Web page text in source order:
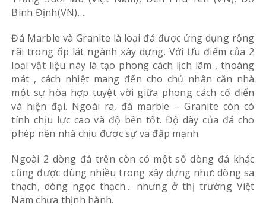
Bình Định(VN)….
Đá Marble và Granite là loại đá được ứng dụng rộng
rãi trong ốp lát ngành xây dựng. Với Ưu điểm của 2
loại vật liệu này là tạo phong cách lịch lãm , thoáng
mát , cách nhiệt mang đến cho chủ nhân căn nhà
một sự hòa hợp tuyệt vời giữa phong cách cổ điển
và hiện đại. Ngoài ra, đá marble – Granite còn có
tính chịu lực cao và độ bền tốt. Độ dày của đá cho
phép nền nhà chịu được sự va đập mạnh.
Ngoài 2 dòng đá trên còn có một số dòng đá khác
cũng được dùng nhiều trong xây dựng như: dòng sa
thạch, dòng ngọc thạch… nhưng ở thị trường Việt
Nam chưa thịnh hành.